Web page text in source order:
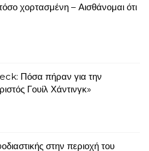
χορτασμένη – Αισθάνομαι ότι
Πόσα πήραν για την
Γουίλ Χάντινγκ»
στην περιοχή του